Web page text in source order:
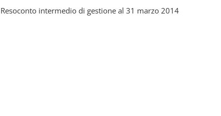
Resoconto intermedio di gestione al 31 marzo 2014